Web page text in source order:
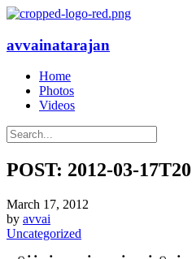
avvainatarajan
Home
Photos
Videos
POST: 2012-03-
March 17, 2012
by avvai
Uncategorized